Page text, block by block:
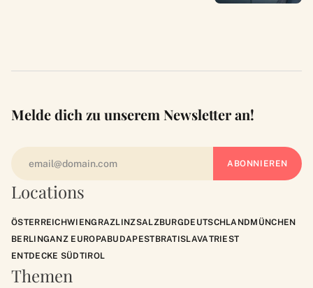
Locations
ÖSTERREICHWIENGRAZLINZSALZBURGDEUTSCHLANDMÜNCHEN
BERLINGANZ EUROPABUDAPESTBRATISLAVATRIEST
ENTDECKE SÜDTIROL
Themen
Melde dich zu unserem Newsletter an!